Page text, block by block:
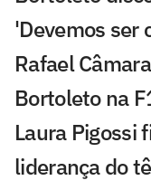
'Devemos ser
Rafael
Bortoleto na
Laura Pigossi
liderança do